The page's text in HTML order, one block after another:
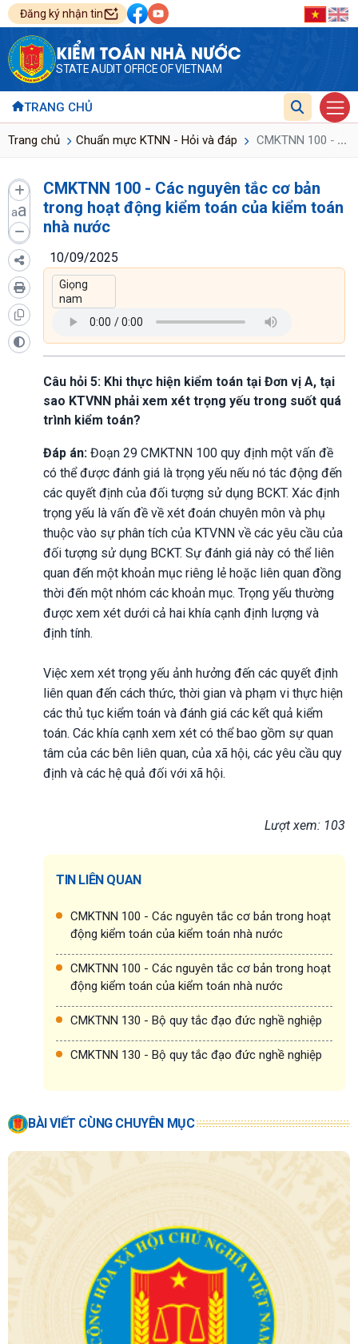
Đăng ký nhận tin
KIỂM TOÁN NHÀ NƯỚC
STATE AUDIT OFFICE OF VIETNAM
TRANG CHỦ
Trang chủ Chuẩn mực KTNN - Hỏi và đáp CMKTNN 100 -...
aa
CMKTNN 100 - Các nguyên tắc cơ bản
trong hoạt động kiểm toán của kiểm toán
nhà nước
10/09/2025
Câu hỏi 5: Khi thực hiện kiểm toán tại Đơn vị A, tại
sao KTVNN phải xem xét trọng yếu trong suốt quá
trình kiểm toán?
Đáp án: Đoạn 29 CMKTNN 100 quy định một vấn đề
có thể được đánh giá là trọng yếu nếu nó tác động đến
các quyết định của đối tượng sử dụng BCKT. Xác định
trọng yếu là vấn đề về xét đoán chuyên môn và phụ
thuộc vào sự phân tích của KTVNN về các yêu cầu của
đối tượng sử dụng BCKT. Sự đánh giá này có thể liên
quan đến một khoản mục riêng lẻ hoặc liên quan đồng
thời đến một nhóm các khoản mục. Trọng yếu thường
được xem xét dưới cả hai khía cạnh định lượng và
định tính.
Việc xem xét trọng yếu ảnh hưởng đến các quyết định
liên quan đến cách thức, thời gian và phạm vi thực hiện
các thủ tục kiểm toán và đánh giá các kết quả kiểm
toán. Các khía cạnh xem xét có thể bao gồm sự quan
tâm của các bên liên quan, của xã hội, các yêu cầu quy
định và các hệ quả đối với xã hội.
Lượt xem: 103
TIN LIÊN QUAN
CMKTNN 100 - Các nguyên tắc cơ bản trong hoạt
động kiểm toán của kiểm toán nhà nước
CMKTNN 100 - Các nguyên tắc cơ bản trong hoạt
động kiểm toán của kiểm toán nhà nước
CMKTNN 130 - Bộ quy tắc đạo đức nghề nghiệp
CMKTNN 130 - Bộ quy tắc đạo đức nghề nghiệp
BÀI VIẾT CÙNG CHUYÊN MỤC